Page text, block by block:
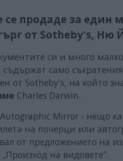
продаде за един
от Sotheby's, Ню
си и много
само
от Sotheby's, на който
Charles Darwin.
Mirror - нещо
на почерци или
от предложението на
на видовете”.